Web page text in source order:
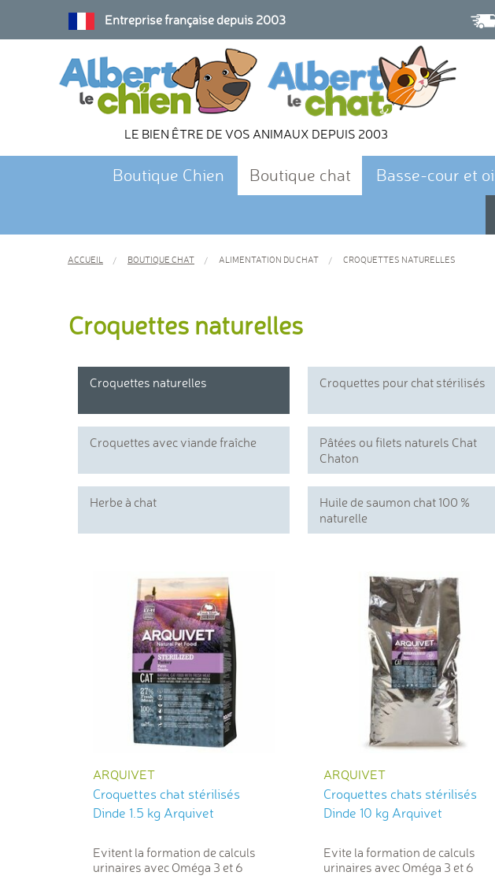
Entreprise française depuis 2003
LE BIEN ÊTRE DE VOS ANIMAUX DEPUIS 2003
Boutique Chien Boutique chat Basse-cour et
ACCUEIL BOUTIQUE CHAT ALIMENTATION DU CHAT CROQUETTES NATURELLES
Croquettes naturelles
Croquettes naturelles Croquettes pour chat stérilisés
Croquettes avec viande fraîche
Pâtées ou filets naturels Chat
Chaton
Herbe à chat
Huile de saumon chat 100 %
naturelle
ARQUIVET
Croquettes chat stérilisés
Dinde 1.5 kg Arquivet
Evitent la formation de calculs
urinaires avec Oméga 3 et 6
ARQUIVET
Croquettes chats stérilisés
Dinde 10 kg Arquivet
Evite la formation de calculs
urinaires avec Oméga 3 et 6